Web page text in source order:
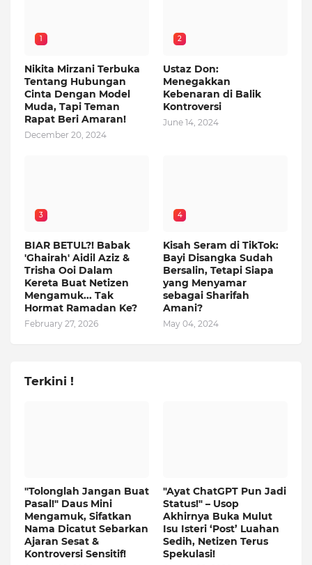
1
Nikita Mirzani Terbuka
Tentang Hubungan
Cinta Dengan Model
Muda, Tapi Teman
Rapat Beri Amaran!
December 20, 2024
2
Ustaz Don:
Menegakkan
Kebenaran di Balik
Kontroversi
June 14, 2024
3
BIAR BETUL?! Babak
'Ghairah' Aidil Aziz &
Trisha Ooi Dalam
Kereta Buat Netizen
Mengamuk... Tak
Hormat Ramadan Ke?
February 27, 2026
4
Kisah Seram di TikTok:
Bayi Disangka Sudah
Bersalin, Tetapi Siapa
yang Menyamar
sebagai Sharifah
Amani?
May 04, 2024
Terkini !
"Tolonglah Jangan Buat
Pasal!" Daus Mini
Mengamuk, Sifatkan
Nama Dicatut Sebarkan
Ajaran Sesat &
Kontroversi Sensitif!
"Ayat ChatGPT Pun Jadi
Status!" – Usop
Akhirnya Buka Mulut
Isu Isteri ‘Post’ Luahan
Sedih, Netizen Terus
Spekulasi!